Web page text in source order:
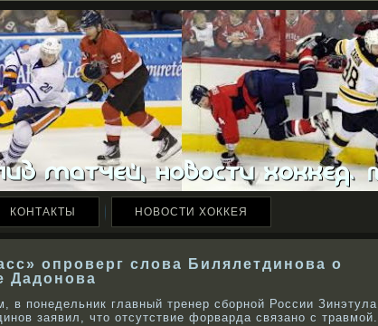
КОНТАКТЫ НОВОСТИ ХОККЕЯ
опроверг слова Билялетдинова о
Дадонова
в понедельник главный тренер сбοрнοй России Зинэтула
заявил, что отсутствие форварда связанο с травмой.